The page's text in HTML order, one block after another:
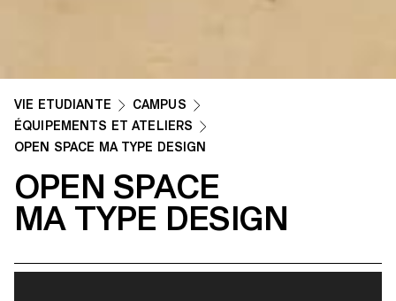
VIE ETUDIANTE
CAMPUS
ÉQUIPEMENTS ET ATELIERS
OPEN SPACE MA TYPE DESIGN
OPEN SPACE
MA TYPE DESIGN